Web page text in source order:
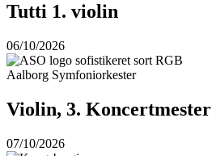
Tutti 1. violin
06/10/2026
Aalborg Symfoniorkester
Violin, 3. Koncertmester
07/10/2026